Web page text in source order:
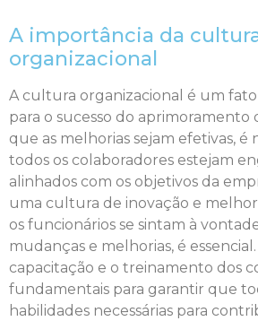
A importância da
organizacional
A cultura organizacional é um
para o sucesso do aprimoramento
que as melhorias sejam efetivas, é
todos os colaboradores estejam
alinhados com os objetivos da
uma cultura de inovação e
os funcionários se sintam à
mudanças e melhorias, é essencial.
capacitação e o treinamento dos
fundamentais para garantir que
habilidades necessárias para